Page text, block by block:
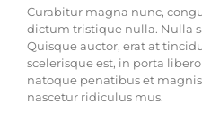
Curabitur magna nunc,
dictum tristique nulla. Nulla
Quisque auctor, erat at
scelerisque est, in porta
natoque penatibus et
nascetur ridiculus mus.